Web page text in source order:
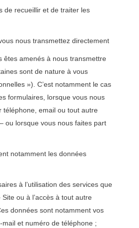
de recueillir et de traiter les
nous transmettez directement
êtes amenés à nous transmettre
sont de nature à vous
»). C’est notamment le cas
formulaires, lorsque vous nous
téléphone, email ou tout autre
ou lorsque vous nous faites part
notamment les données
à l’utilisation des services que
ou à l’accès à tout autre
données sont notamment vos
et numéro de téléphone ;